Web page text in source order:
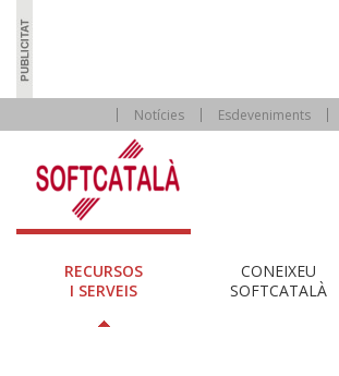
Notícies Esdeveniments
RECURSOS
I SERVEIS
CONEIXEU
SOFTCATALÀ